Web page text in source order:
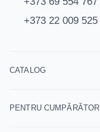
+373 22 009 525
CATALOG
PENTRU CUMPĂRĂTORI